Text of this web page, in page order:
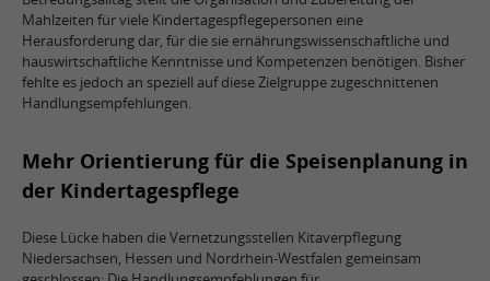
Mahlzeiten für viele Kindertagespflegepersonen eine
Herausforderung dar, für die sie ernährungswissenschaftliche und
hauswirtschaftliche Kenntnisse und Kompetenzen benötigen. Bisher
fehlte es jedoch an speziell auf diese Zielgruppe zugeschnittenen
Handlungsempfehlungen.
Mehr Orientierung für die Speisenplanung in
der Kindertagespflege
Diese Lücke haben die Vernetzungsstellen Kitaverpflegung
Niedersachsen, Hessen und Nordrhein-Westfalen gemeinsam